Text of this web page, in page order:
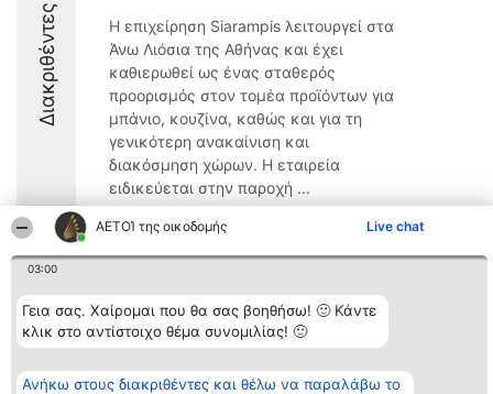
ΑΕΤΟΊ της οικοδομής Live chat
03:00
Γεια σας. Χαίρομαι που θα σας βοηθήσω! 🙂 Κάντε
κλικ στο αντίστοιχο θέμα συνομιλίας! 🙂
Ανήκω στους διακριθέντες και θέλω να παραλάβω το
Διακριθέντες
Η επιχείρηση Siarampis λειτουργεί στα
Άνω Λιόσια της Αθήνας και έχει
καθιερωθεί ως ένας σταθερός
προορισμός στον τομέα προϊόντων για
μπάνιο, κουζίνα, καθώς και για τη
γενικότερη ανακαίνιση και
διακόσμηση χώρων. Η εταιρεία
ειδικεύεται στην παροχή ...
9.2
Διοργανωτής της
κατάταξης
BEAUTIFUL COMPANY
ΤΗΛ. ΕΠΙΚΟΙΝΩΝΙΑΣ:
2104128019
Κατάταξη
Διακριθέντες
Λίστα όλων
διακριθέντων
Μεθοδολογία
Επικοινωνία